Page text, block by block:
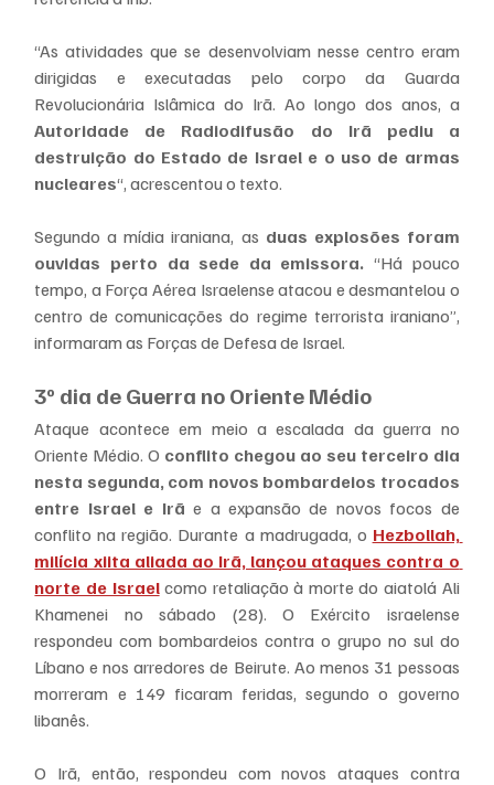
“As atividades que se desenvolviam nesse centro eram
dirigidas e executadas pelo corpo da Guarda
Autoridade de Radiodifusão do Irã pediu a
destruição do Estado de Israel e o uso de armas
nucleares“, acrescentou o texto.
Segundo a mídia iraniana, as duas explosões foram
ouvidas perto da sede da emissora. “Há pouco
tempo, a Força Aérea Israelense atacou e desmantelou o
centro de comunicações do regime terrorista iraniano”,
informaram as Forças de Defesa de Israel.
3º dia de Guerra no Oriente Médio
Ataque acontece em meio a escalada da guerra no
Oriente Médio. O conflito chegou ao seu terceiro dia
nesta segunda, com novos bombardeios trocados
entre Israel e Irã e a expansão de novos focos de
conflito na região. Durante a madrugada, o Hezbollah,
milícia xiita aliada ao Irã, lançou ataques contra o
norte de Israel como retaliação à morte do aiatolá Ali
Khamenei no sábado (28). O Exército israelense
respondeu com bombardeios contra o grupo no sul do
Líbano e nos arredores de Beirute. Ao menos 31 pessoas
morreram e 149 ficaram feridas, segundo o governo
libanês.
O Irã, então, respondeu com novos ataques contra